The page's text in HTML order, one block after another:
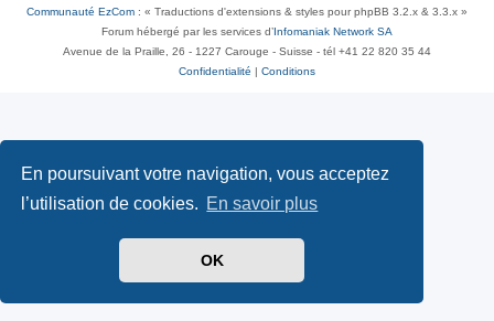
En poursuivant votre navigation, vous acceptez
l’utilisation de cookies. En savoir plus
OK
Communauté EzCom : « Traductions d'extensions & styles pour phpBB 3.2.x & 3.3.x »
Forum hébergé par les services d’ Infomaniak Network SA
Avenue de la Praille, 26 - 1227 Carouge - Suisse - tél +41 22 820 35 44
Confidentialité
Conditions